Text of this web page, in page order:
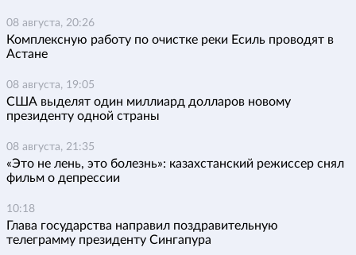
08 августа, 20:26
Комплексную работу по очистке реки Есиль проводят в
Астане
08 августа, 19:05
США выделят один миллиард долларов новому
президенту одной страны
08 августа, 21:35
«Это не лень, это болезнь»: казахстанский режиссер снял
фильм о депрессии
10:18
Глава государства направил поздравительную
телеграмму президенту Сингапура